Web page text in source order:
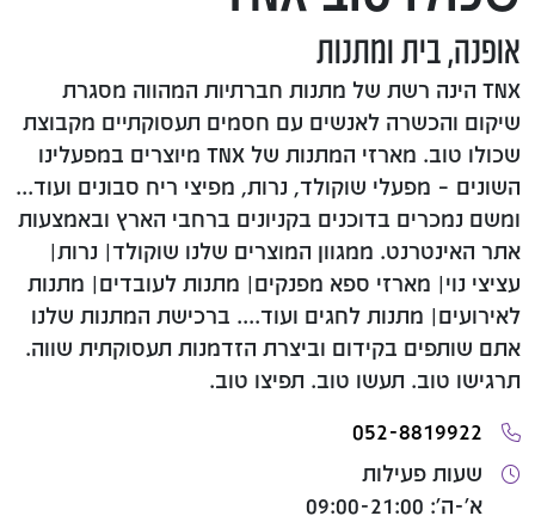
אופנה, בית ומתנות
TNX הינה רשת של מתנות חברתיות המהווה מסגרת
שיקום והכשרה לאנשים עם חסמים תעסוקתיים מקבוצת
שכולו טוב. מארזי המתנות של TNX מיוצרים במפעלינו
השונים – מפעלי שוקולד, נרות, מפיצי ריח סבונים ועוד...
ומשם נמכרים בדוכנים בקניונים ברחבי הארץ ובאמצעות
אתר האינטרנט. ממגוון המוצרים שלנו שוקולד| נרות|
עציצי נוי| מארזי ספא מפנקים| מתנות לעובדים| מתנות
לאירועים| מתנות לחגים ועוד.... ברכישת המתנות שלנו
אתם שותפים בקידום וביצרת הזדמנות תעסוקתית שווה.
תרגישו טוב. תעשו טוב. תפיצו טוב.
052-8819922
שעות פעילות
א'-ה': 09:00-21:00